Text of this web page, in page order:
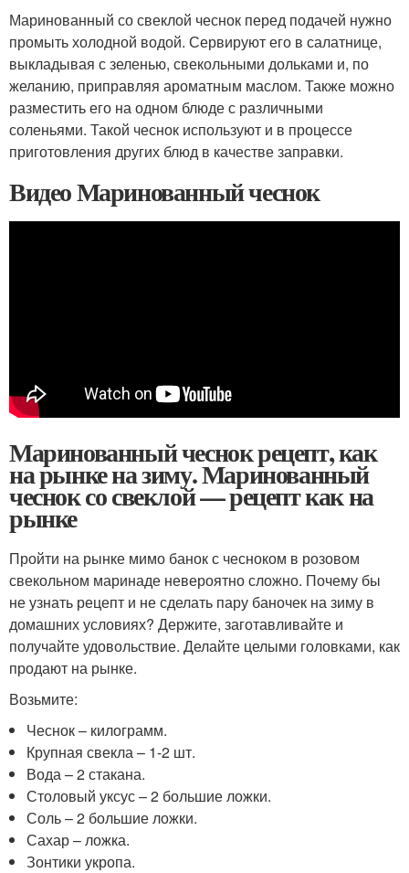
Маринованный со свеклой чеснок перед подачей нужно
промыть холодной водой. Сервируют его в салатнице,
выкладывая с зеленью, свекольными дольками и, по
желанию, приправляя ароматным маслом. Также можно
разместить его на одном блюде с различными
соленьями. Такой чеснок используют и в процессе
приготовления других блюд в качестве заправки.
Видео Маринованный чеснок
Маринованный чеснок рецепт, как
на рынке на зиму. Маринованный
чеснок со свеклой — рецепт как на
рынке
Пройти на рынке мимо банок с чесноком в розовом
свекольном маринаде невероятно сложно. Почему бы
не узнать рецепт и не сделать пару баночек на зиму в
домашних условиях? Держите, заготавливайте и
получайте удовольствие. Делайте целыми головками, как
продают на рынке.
Возьмите:
Чеснок – килограмм.
Крупная свекла – 1-2 шт.
Вода – 2 стакана.
Столовый уксус – 2 большие ложки.
Соль – 2 большие ложки.
Сахар – ложка.
Зонтики укропа.